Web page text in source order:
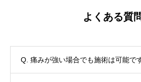
よくある質
Q. 痛みが強い場合でも施術は可能で